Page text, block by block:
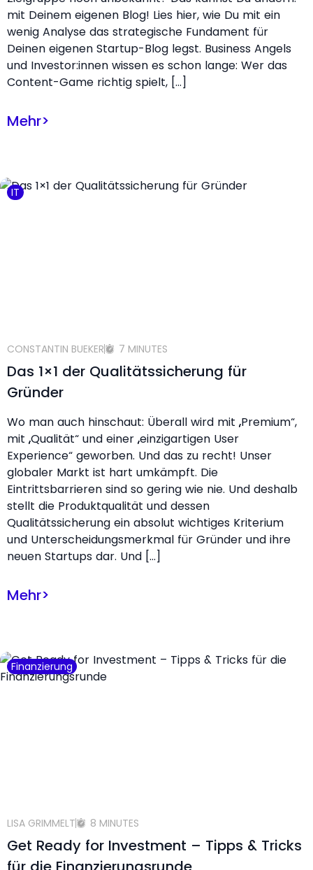
mit Deinem eigenen Blog! Lies hier, wie Du mit ein
wenig Analyse das strategische Fundament für
Deinen eigenen Startup-Blog legst. Business Angels
und Investor:innen wissen es schon lange: Wer das
Content-Game richtig spielt, […]
Mehr>
IT
CONSTANTIN BUEKER 7 MINUTES
Das 1×1 der Qualitätssicherung für
Gründer
Wo man auch hinschaut: Überall wird mit „Premium“,
mit „Qualität“ und einer „einzigartigen User
Experience“ geworben. Und das zu recht! Unser
globaler Markt ist hart umkämpft. Die
Eintrittsbarrieren sind so gering wie nie. Und deshalb
stellt die Produktqualität und dessen
Qualitätssicherung ein absolut wichtiges Kriterium
und Unterscheidungsmerkmal für Gründer und ihre
neuen Startups dar. Und […]
Mehr>
Finanzierung
LISA GRIMMELT 8 MINUTES
Get Ready for Investment – Tipps & Tricks